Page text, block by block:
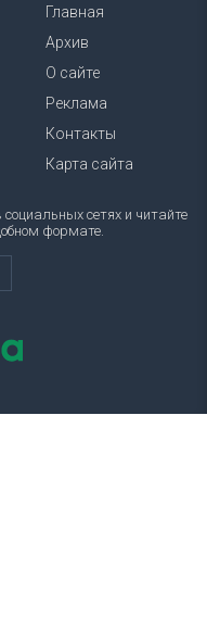
Главная
Архив
О сайте
Реклама
Контакты
Карта сайта
сетях и читайте
формате.